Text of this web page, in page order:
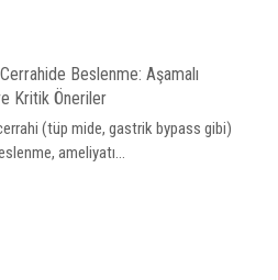
Beslenme: Aşamalı
Kritik Öneriler
(tüp mide, gastrik bypass gibi)
ameliyatı...